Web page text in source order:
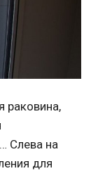
раковина,
Слева на
для